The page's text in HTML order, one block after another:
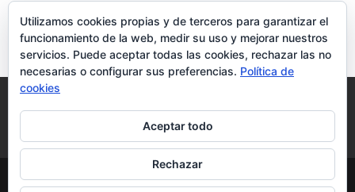
CONTACTO
Política de cookies
© CERTIFICADO ENERGÉTICO 2020 | TODOS
Utilizamos cookies propias y de terceros para garantizar el
funcionamiento de la web, medir su uso y mejorar nuestros
servicios. Puede aceptar todas las cookies, rechazar las no
necesarias o configurar sus preferencias. Política de
cookies
Aceptar todo
Rechazar